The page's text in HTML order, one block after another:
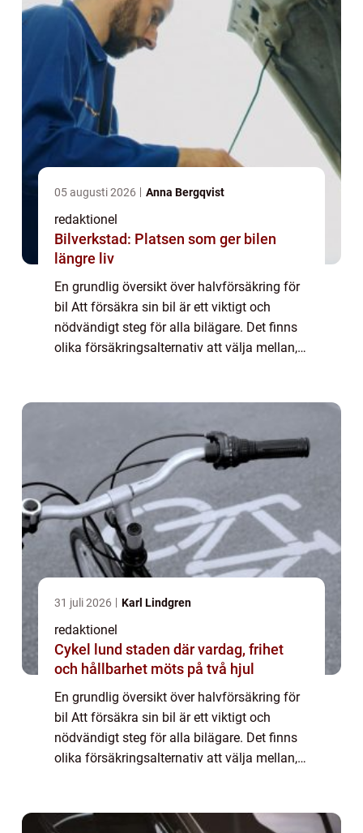
05 augusti 2026 Anna Bergqvist
redaktionel
Bilverkstad: Platsen som ger bilen
längre liv
En grundlig översikt över halvförsäkring för
bil Att försäkra sin bil är ett viktigt och
nödvändigt steg för alla bilägare. Det finns
olika försäkringsalternativ att välja mellan,
31 juli 2026 Karl Lindgren
redaktionel
Cykel lund staden där vardag, frihet
och hållbarhet möts på två hjul
En grundlig översikt över halvförsäkring för
bil Att försäkra sin bil är ett viktigt och
nödvändigt steg för alla bilägare. Det finns
olika försäkringsalternativ att välja mellan,